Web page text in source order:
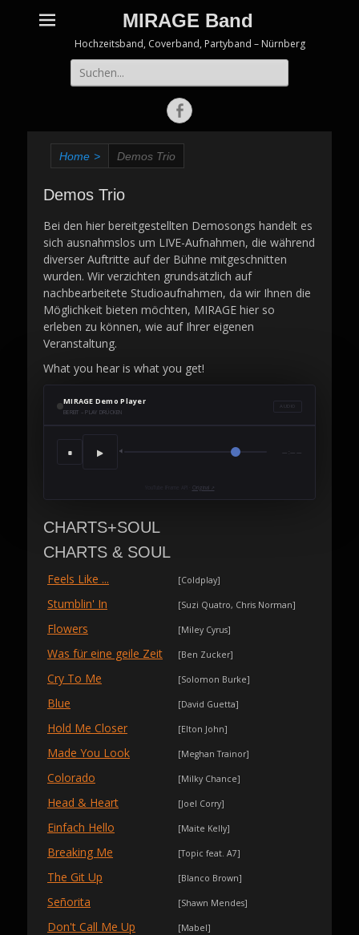
MIRAGE Band
Hochzeitsband, Coverband, Partyband – Nürnberg
Suche
nach:
Facebook
Home > Demos Trio
Demos Trio
Bei den hier bereitgestellten Demosongs handelt es
sich ausnahmslos um LIVE-Aufnahmen, die während
diverser Auftritte auf der Bühne mitgeschnitten
wurden. Wir verzichten grundsätzlich auf
nachbearbeitete Studioaufnahmen, da wir Ihnen die
Möglichkeit bieten möchten, MIRAGE hier so
erleben zu können, wie auf Ihrer eigenen
Veranstaltung.
What you hear is what you get!
MIRAGE Demo Player
BEREIT – PLAY DRÜCKEN
AUDIO
■ ▶ 🔈 —:——
Original ↗
CHARTS+SOUL
CHARTS & SOUL
Feels Like ... [Coldplay]
Stumblin' In [Suzi Quatro, Chris Norman]
Flowers [Miley Cyrus]
Was für eine geile Zeit [Ben Zucker]
Cry To Me [Solomon Burke]
Blue [David Guetta]
Hold Me Closer [Elton John]
Made You Look [Meghan Trainor]
Colorado [Milky Chance]
Head & Heart [Joel Corry]
Einfach Hello [Maite Kelly]
Breaking Me [Topic feat. A7]
The Git Up [Blanco Brown]
Señorita [Shawn Mendes]
Don't Call Me Up [Mabel]